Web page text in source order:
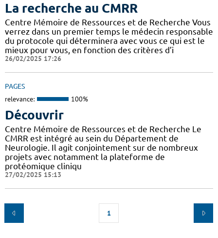
La recherche au CMRR
Centre Mémoire de Ressources et de Recherche Vous
verrez dans un premier temps le médecin responsable
du protocole qui déterminera avec vous ce qui est le
mieux pour vous, en fonction des critères d’i
26/02/2025 17:26
PAGES
relevance: 100%
Découvrir
Centre Mémoire de Ressources et de Recherche Le
CMRR est intégré au sein du Département de
Neurologie. Il agit conjointement sur de nombreux
projets avec notamment la plateforme de
protéomique cliniqu
27/02/2025 15:13
1